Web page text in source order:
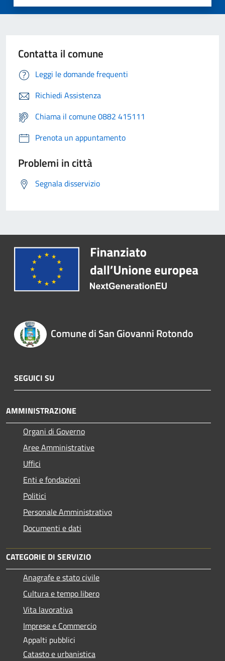
Contatta il comune
Leggi le domande frequenti
Richiedi Assistenza
Chiama il comune 0882 415111
Prenota un appuntamento
Problemi in città
Segnala disservizio
Comune di San Giovanni Rotondo
SEGUICI SU
AMMINISTRAZIONE
Organi di Governo
Aree Amministrative
Uffici
Enti e fondazioni
Politici
Personale Amministrativo
Documenti e dati
CATEGORIE DI SERVIZIO
Anagrafe e stato civile
Cultura e tempo libero
Vita lavorativa
Imprese e Commercio
Appalti pubblici
Catasto e urbanistica